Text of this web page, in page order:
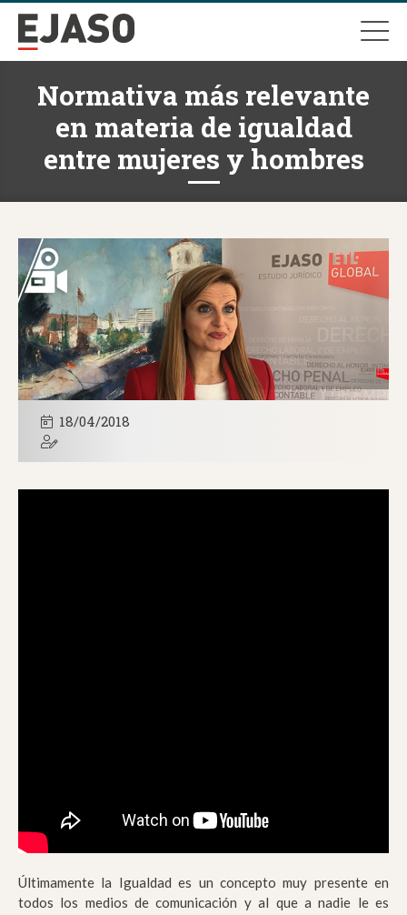
Normativa más relevante
en materia de igualdad
entre mujeres y hombres
18/04/2018
Últimamente la Igualdad es un concepto muy presente en
todos los medios de comunicación y al que a nadie le es